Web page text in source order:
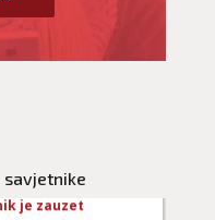
600
min
je zauzet